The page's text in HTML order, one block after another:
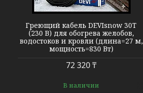
Греющий кабель DEVIsnow 30T
(230 В) для обогрева желобов,
водостоков и кровли (длина=27 м,
мощность=830 Вт)
72 320 ₸
В наличии